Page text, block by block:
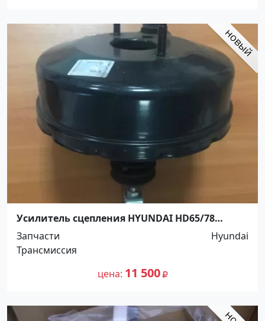
Усилитель сцепления HYUNDAI HD65/78
вакуумный Краснодар
Запчасти
Hyundai
Трансмиссия
цена 11 500